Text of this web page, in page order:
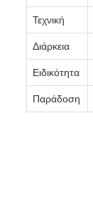
Τεχνική
Διάρκεια
Ειδικότητα
Παράδοση